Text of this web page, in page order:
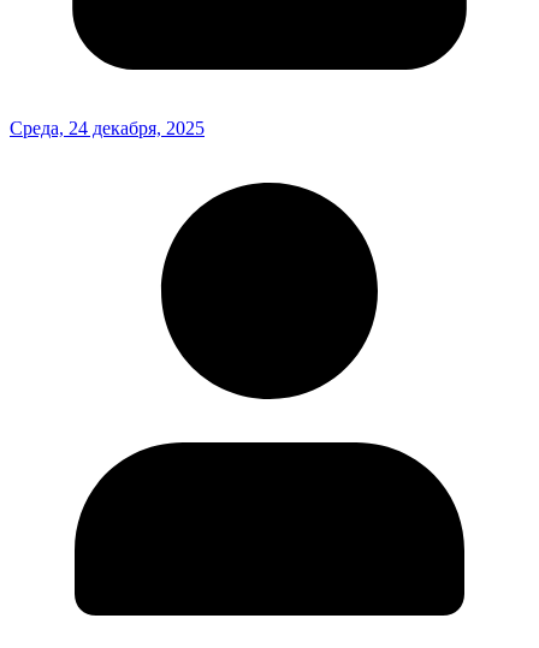
Среда, 24 декабря, 2025